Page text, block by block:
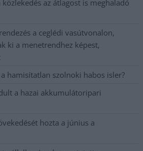
az átlagost is meghaladó
a ceglédi vasútvonalon,
ki a menetrendhez képest,
hamisítatlan szolnoki habos isler?
a hazai akkumulátoripari
hozta a június a